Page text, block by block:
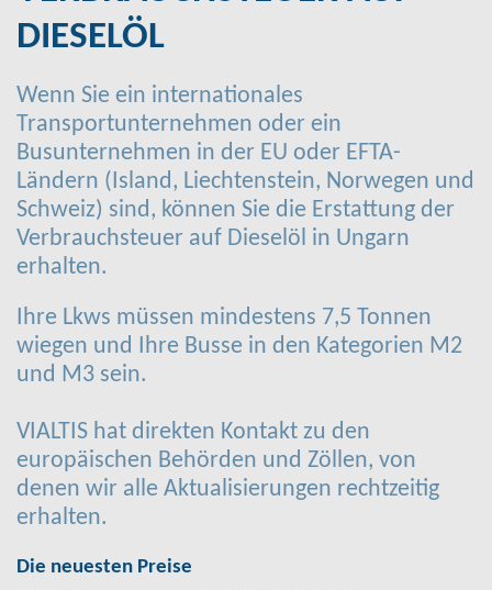
DIESELÖL
Wenn Sie ein internationales
Transportunternehmen oder ein
Busunternehmen in der EU oder EFTA-
Ländern (Island, Liechtenstein, Norwegen und
Schweiz) sind, können Sie die Erstattung der
Verbrauchsteuer auf Dieselöl in Ungarn
erhalten.
Ihre Lkws müssen mindestens 7,5 Tonnen
wiegen und Ihre Busse in den Kategorien M2
und M3 sein.
VIALTIS hat direkten Kontakt zu den
europäischen Behörden und Zöllen, von
denen wir alle Aktualisierungen rechtzeitig
erhalten.
Die neuesten Preise